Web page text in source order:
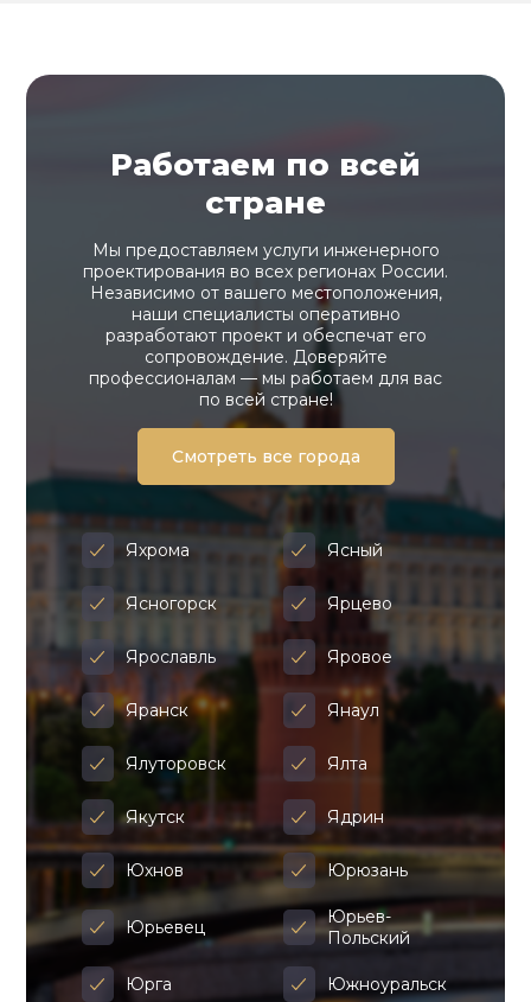
Работаем по всей
стране
Мы предоставляем услуги инженерного
проектирования во всех регионах России.
Независимо от вашего местоположения,
наши специалисты оперативно
разработают проект и обеспечат его
сопровождение. Доверяйте
профессионалам — мы работаем для вас
по всей стране!
Смотреть все города
Яхрома Ясный
Ясногорск Ярцево
Ярославль Яровое
Яранск Янаул
Ялуторовск Ялта
Якутск Ядрин
Юхнов Юрюзань
Юрьевец
Юрьев-
Польский
Юрга Южноуральск